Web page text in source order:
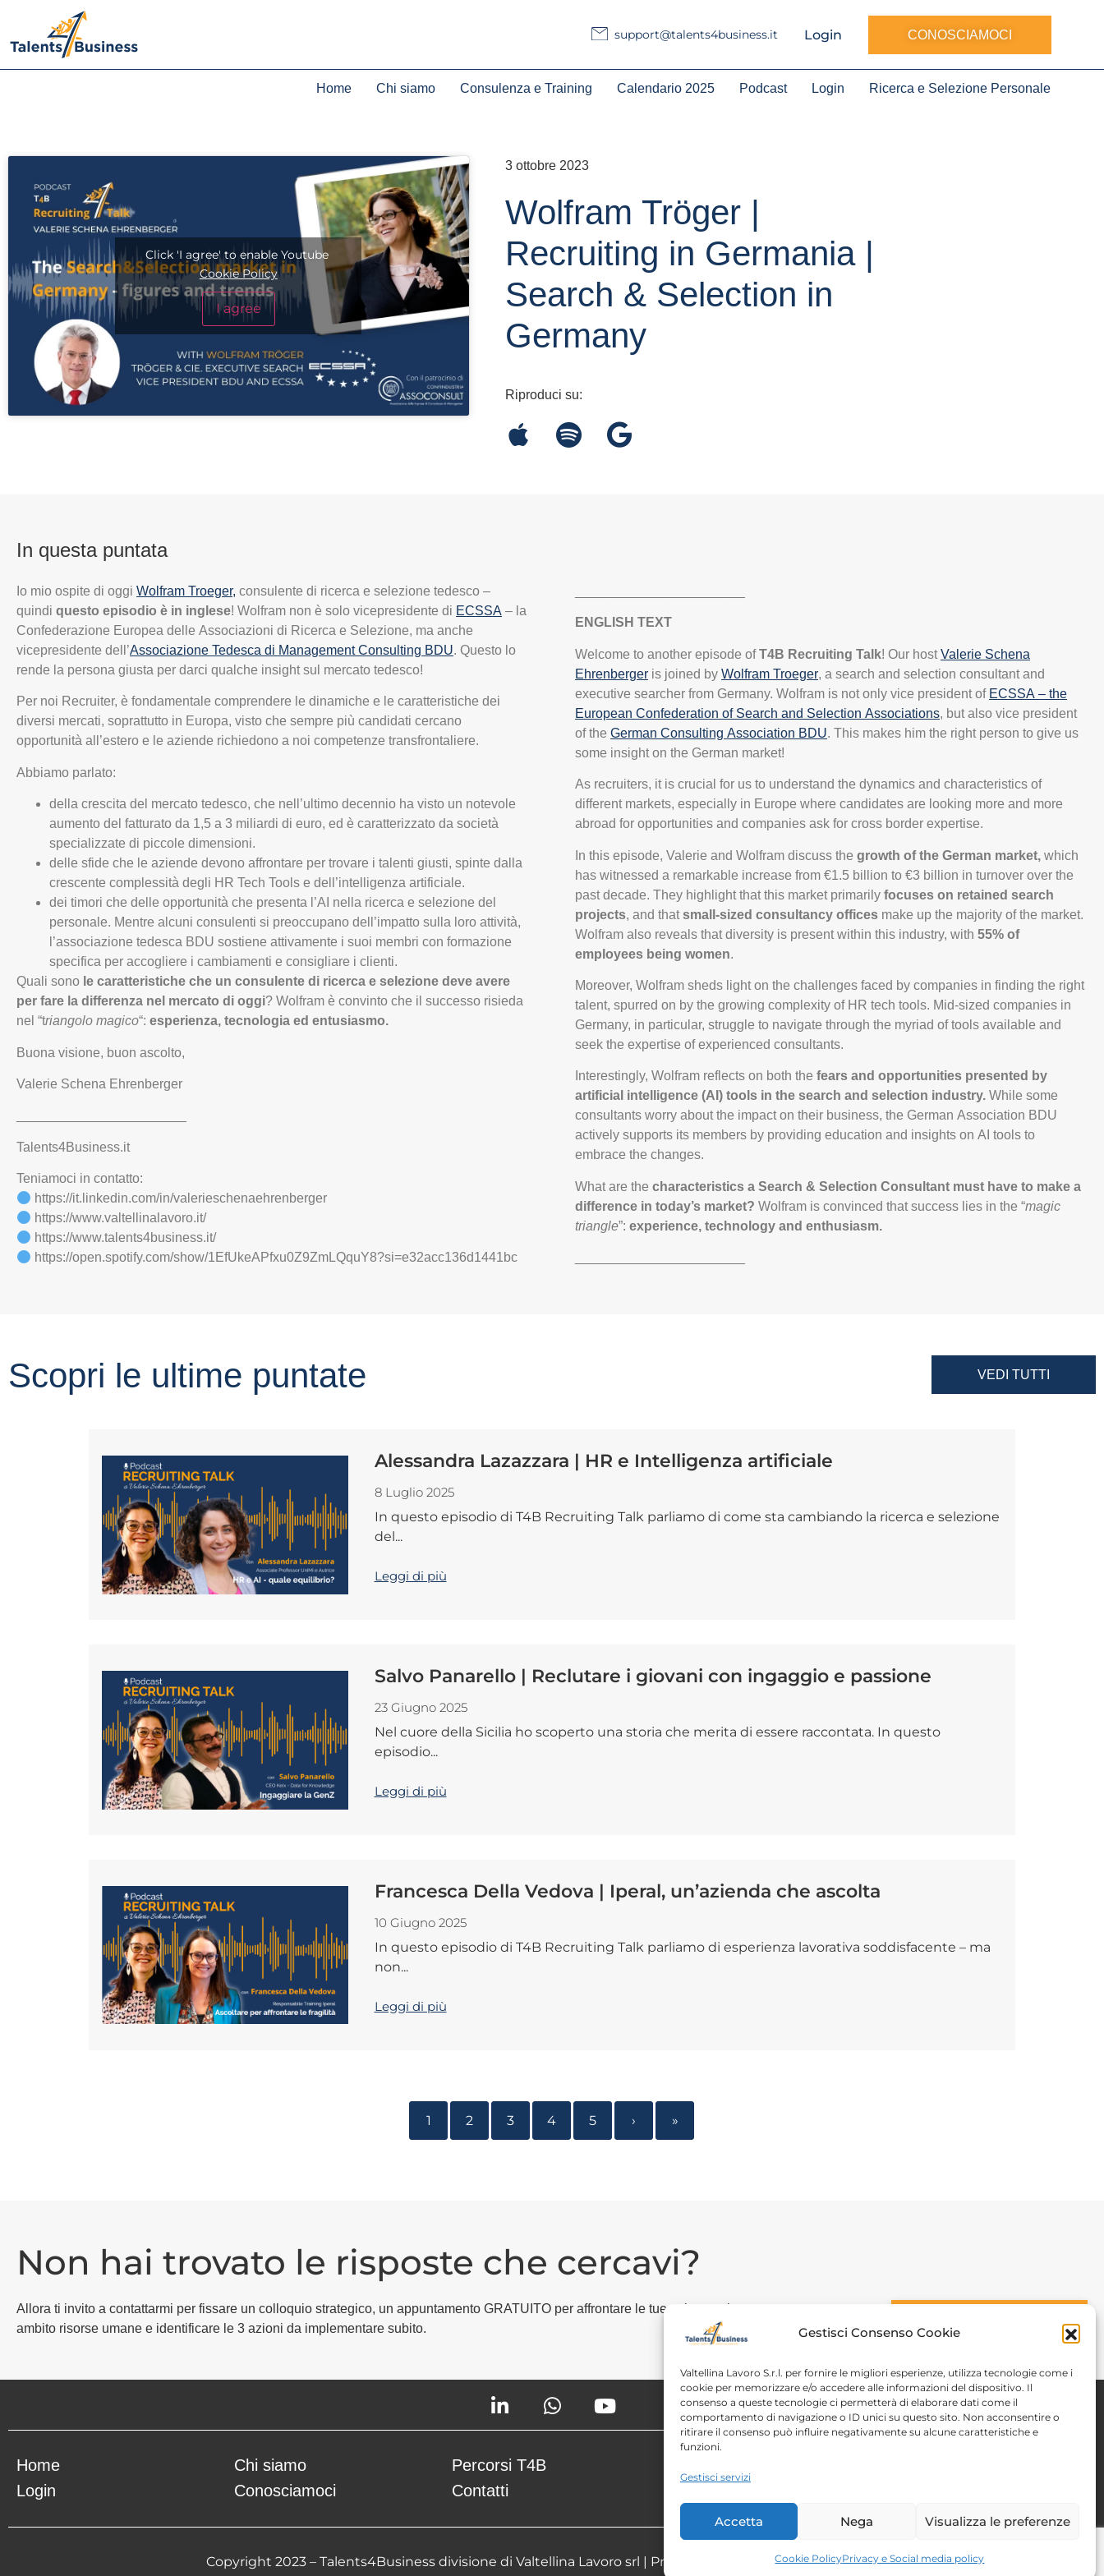
Gestisci Consenso Cookie
Valtellina Lavoro S.r.l. per fornire le migliori esperienze, utilizza tecnologie come i
cookie per memorizzare e/o accedere alle informazioni del dispositivo. Il
consenso a queste tecnologie ci permetterà di elaborare dati come il
comportamento di navigazione o ID unici su questo sito. Non acconsentire o
ritirare il consenso può influire negativamente su alcune caratteristiche e
funzioni.
Gestisci servizi
Accetta Nega Visualizza le preferenze
Cookie PolicyPrivacy e Social media policy
support@talents4business.it Login CONOSCIAMOCI
Home Chi siamo Consulenza e Training Calendario 2025 Podcast Login Ricerca e Selezione Personale
Click 'I agree' to enable Youtube
Cookie Policy
I agree
3 ottobre 2023
Wolfram Tröger |
Recruiting in Germania |
Search & Selection in
Germany
Riproduci su:
In questa puntata
Io mio ospite di oggi Wolfram Troeger, consulente di ricerca e selezione tedesco –
quindi questo episodio è in inglese! Wolfram non è solo vicepresidente di ECSSA – la
Confederazione Europea delle Associazioni di Ricerca e Selezione, ma anche
vicepresidente dell’Associazione Tedesca di Management Consulting BDU. Questo lo
rende la persona giusta per darci qualche insight sul mercato tedesco!
Per noi Recruiter, è fondamentale comprendere le dinamiche e le caratteristiche dei
diversi mercati, soprattutto in Europa, visto che sempre più candidati cercano
opportunità all’estero e le aziende richiedono a noi competenze transfrontaliere.
Abbiamo parlato:
della crescita del mercato tedesco, che nell’ultimo decennio ha visto un notevole
aumento del fatturato da 1,5 a 3 miliardi di euro, ed è caratterizzato da società
specializzate di piccole dimensioni.
delle sfide che le aziende devono affrontare per trovare i talenti giusti, spinte dalla
crescente complessità degli HR Tech Tools e dell’intelligenza artificiale.
dei timori che delle opportunità che presenta l’AI nella ricerca e selezione del
personale. Mentre alcuni consulenti si preoccupano dell’impatto sulla loro attività,
l’associazione tedesca BDU sostiene attivamente i suoi membri con formazione
specifica per accogliere i cambiamenti e consigliare i clienti.
Quali sono le caratteristiche che un consulente di ricerca e selezione deve avere
per fare la differenza nel mercato di oggi? Wolfram è convinto che il successo risieda
nel “triangolo magico“: esperienza, tecnologia ed entusiasmo.
Buona visione, buon ascolto,
Valerie Schena Ehrenberger
Talents4Business.it
Teniamoci in contatto:
https://it.linkedin.com/in/valerieschenaehrenberger
https://www.valtellinalavoro.it/
https://www.talents4business.it/
https://open.spotify.com/show/1EfUkeAPfxu0Z9ZmLQquY8?si=e32acc136d1441bc
ENGLISH TEXT
Welcome to another episode ofT4B Recruiting Talk! Our hostValerie Schena
Ehrenberger is joined by Wolfram Troeger, a search and selection consultant and
executive searcher from Germany. Wolfram is not only vice president of ECSSA – the
European Confederation of Search and Selection Associations, but also vice president
of the German Consulting Association BDU. This makes him the right person to give us
some insight on the German market!
As recruiters, it is crucial for us to understand the dynamics and characteristics of
different markets, especially in Europe where candidates are looking more and more
abroad for opportunities and companies ask for cross border expertise.
In this episode, Valerie and Wolfram discuss the growth of the German market, which
has witnessed a remarkable increase from €1.5 billion to €3 billion in turnover over the
past decade. They highlight that this market primarily focuses on retained search
projects, and thatsmall-sized consultancy offices make up the majority of the market.
Wolfram also reveals that diversity is present within this industry, with 55% of
employees being women.
Moreover, Wolfram sheds light on the challenges faced by companies in finding the right
talent, spurred on by the growing complexity of HR tech tools. Mid-sized companies in
Germany, in particular, struggle to navigate through the myriad of tools available and
seek the expertise of experienced consultants.
Interestingly, Wolfram reflects on both the fears and opportunities presented by
artificial intelligence (AI) tools in the search and selection industry. While some
consultants worry about the impact on their business, the German Association BDU
actively supports its members by providing education and insights on AI tools to
embrace the changes.
What are the characteristics a Search & Selection Consultant must have to make a
difference in today’s market? Wolfram is convinced that success lies in the “magic
triangle”: experience, technology and enthusiasm.
Scopri le ultime puntate VEDI TUTTI
Alessandra Lazazzara | HR e Intelligenza artificiale
8 Luglio 2025
In questo episodio di T4B Recruiting Talk parliamo di come sta cambiando la ricerca e selezione
del...
Leggi di più
Salvo Panarello | Reclutare i giovani con ingaggio e passione
23 Giugno 2025
Nel cuore della Sicilia ho scoperto una storia che merita di essere raccontata. In questo
episodio...
Leggi di più
Francesca Della Vedova | Iperal, un’azienda che ascolta
10 Giugno 2025
In questo episodio di T4B Recruiting Talk parliamo di esperienza lavorativa soddisfacente – ma
non...
Leggi di più
1 2 3 4 5 › »
Non hai trovato le risposte che cercavi?
Allora ti invito a contattarmi per fissare un colloquio strategico, un appuntamento GRATUITO per affrontare le tue esigenze in
ambito risorse umane e identificare le 3 azioni da implementare subito.
Home
Login
Chi siamo
Conosciamoci
Percorsi T4B
Contatti
Copyright 2023 – Talents4Business divisione di Valtellina Lavoro srl | Privacy Policy | P.IVA/C.F. 00788210144